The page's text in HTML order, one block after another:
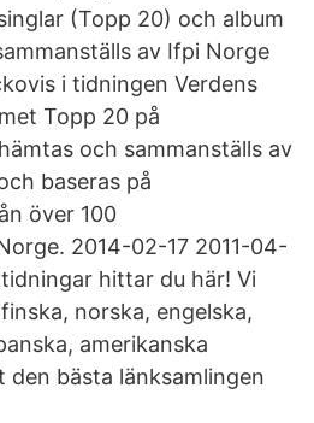
(Topp 20) och album
av Ifpi Norge
i tidningen Verdens
Topp 20 på
och sammanställs av
baseras på
över 100
2014-02-17 2011-04-
hittar du här! Vi
norska, engelska,
amerikanska
den bästa länksamlingen